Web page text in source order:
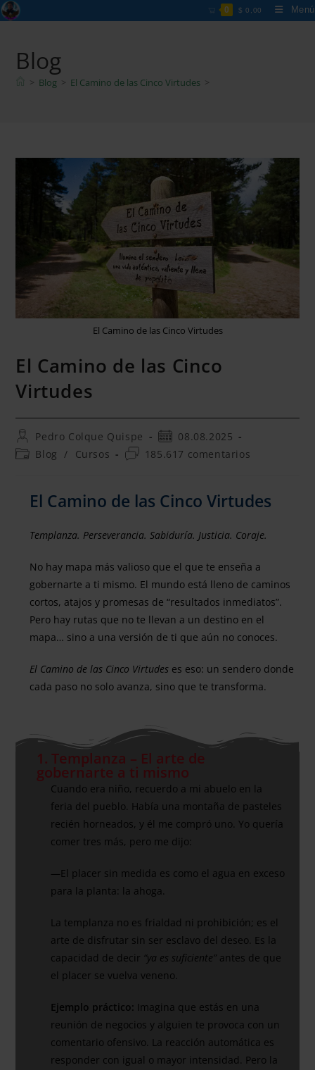
0 $ 0,00 Menú
Blog
> Blog > El Camino de las Cinco Virtudes >
El Camino de las Cinco Virtudes
El Camino de las Cinco
Virtudes
Pedro Colque Quispe
08.08.2025
Blog
/ Cursos 185.617 comentarios
El Camino de las Cinco Virtudes
Templanza. Perseverancia. Sabiduría. Justicia. Coraje.
No hay mapa más valioso que el que te enseña a
gobernarte a ti mismo. El mundo está lleno de caminos
cortos, atajos y promesas de “resultados inmediatos”.
Pero hay rutas que no te llevan a un destino en el
mapa… sino a una versión de ti que aún no conoces.
El Camino de las Cinco Virtudes es eso: un sendero donde
cada paso no solo avanza, sino que te transforma.
1. Templanza – El arte de
gobernarte a ti mismo
Cuando era niño, recuerdo a mi abuelo en la
feria del pueblo. Había una montaña de pasteles
recién horneados, y él me compró uno. Yo quería
comer tres más, pero me dijo:
—El placer sin medida es como el agua en exceso
para la planta: la ahoga.
La templanza no es frialdad ni prohibición; es el
arte de disfrutar sin ser esclavo del deseo. Es la
capacidad de decir “ya es suficiente”antes de que
el placer se vuelva veneno.
Ejemplo práctico: Imagina que estás en una
reunión de negocios y alguien te provoca con un
comentario ofensivo. La reacción automática es
responder con igual o mayor intensidad. Pero la